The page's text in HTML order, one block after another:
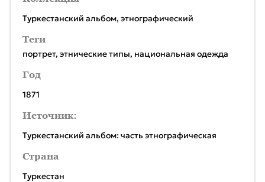
Туркестанский альбом, этнографический
Теги
портрет, этнические типы, национальная одежда
Год
1871
Источник:
Туркестанский альбом: часть этнографическая
Страна
Туркестан